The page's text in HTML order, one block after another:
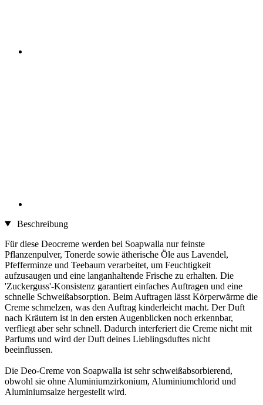
Beschreibung
Für diese Deocreme werden bei Soapwalla nur feinste
Pflanzenpulver, Tonerde sowie ätherische Öle aus Lavendel,
Pfefferminze und Teebaum verarbeitet, um Feuchtigkeit
aufzusaugen und eine langanhaltende Frische zu erhalten. Die
'Zuckerguss'-Konsistenz garantiert einfaches Auftragen und eine
schnelle Schweißabsorption. Beim Auftragen lässt Körperwärme die
Creme schmelzen, was den Auftrag kinderleicht macht. Der Duft
nach Kräutern ist in den ersten Augenblicken noch erkennbar,
verfliegt aber sehr schnell. Dadurch interferiert die Creme nicht mit
Parfums und wird der Duft deines Lieblingsduftes nicht
beeinflussen.
Die Deo-Creme von Soapwalla ist sehr schweißabsorbierend,
obwohl sie ohne Aluminiumzirkonium, Aluminiumchlorid und
Aluminiumsalze hergestellt wird.